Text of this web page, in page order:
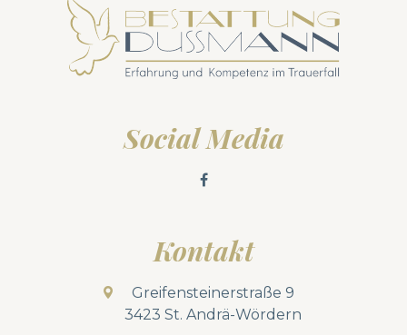
Social Media
Kontakt
Greifensteinerstraße 9
3423 St. Andrä-Wördern